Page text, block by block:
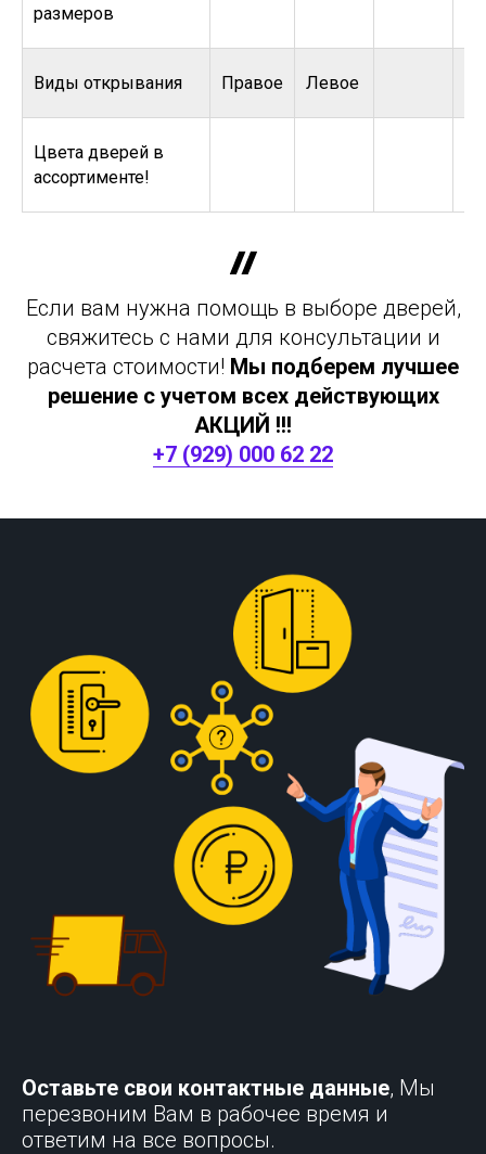
размеров
Виды открывания Правое Левое
Цвета дверей в
ассортименте!
Если вам нужна помощь в выборе дверей,
свяжитесь с нами для консультации и
расчета стоимости! Мы подберем лучшее
решение с учетом всех действующих
АКЦИЙ !!!
+7 (929) 000 62 22
Оставьте свои контактные данные, Мы
перезвоним Вам в рабочее время и
ответим на все вопросы.